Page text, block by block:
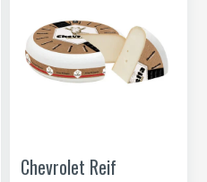
Chevrolet Reif